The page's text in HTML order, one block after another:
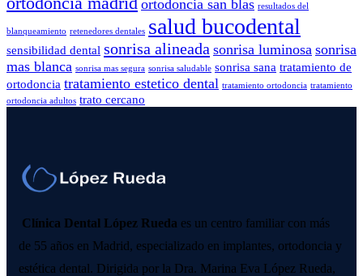
ortodoncia san blas resultados del
blanqueamiento retenedores dentales salud bucodental
sensibilidad dental sonrisa alineada sonrisa luminosa sonrisa
mas blanca sonrisa mas segura sonrisa saludable sonrisa sana tratamiento de
ortodoncia tratamiento estetico dental tratamiento ortodoncia tratamiento
ortodoncia adultos trato cercano
Clínica Dental López Rueda es un centro familiar con más
de 55 años en Madrid, especializado en implantes, ortodoncia y
estética dental. Dirigida por la Dra. Marina Eva López Rueda,